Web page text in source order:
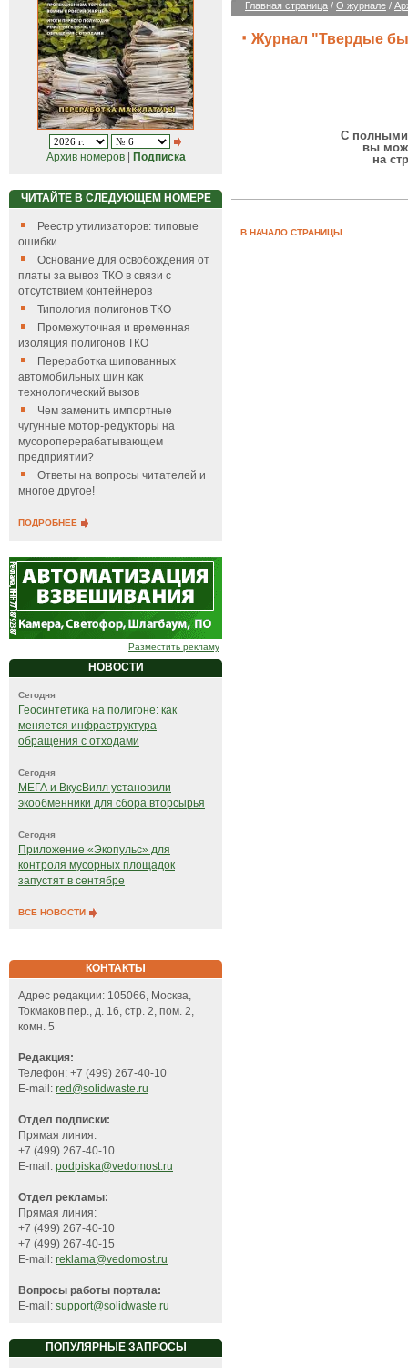
Архив номеров| Подписка
ЧИТАЙТЕ В СЛЕДУЮЩЕМ НОМЕРЕ
Реестр утилизаторов: типовые
ошибки
Основание для освобождения от
платы за вывоз ТКО в связи с
отсутствием контейнеров
Типология полигонов ТКО
Промежуточная и временная
изоляция полигонов ТКО
Переработка шипованных
автомобильных шин как
технологический вызов
Чем заменить импортные
чугунные мотор-редукторы на
мусороперерабатывающем
предприятии?
Ответы на вопросы читателей и
многое другое!
ПОДРОБНЕЕ
Разместить рекламу
НОВОСТИ
Сегодня
Геосинтетика на полигоне: как
меняется инфраструктура
обращения с отходами
Сегодня
МЕГА и ВкусВилл установили
экообменники для сбора вторсырья
Сегодня
Приложение «Экопульс» для
контроля мусорных площадок
запустят в сентябре
ВСЕ НОВОСТИ
КОНТАКТЫ
Адрес редакции: 105066, Москва,
Токмаков пер., д. 16, стр. 2, пом. 2,
комн. 5
Редакция:
Телефон: +7 (499) 267-40-10
E-mail: red@solidwaste.ru
Отдел подписки:
Прямая линия:
+7 (499) 267-40-10
E-mail: podpiska@vedomost.ru
Отдел рекламы:
Прямая линия:
+7 (499) 267-40-10
+7 (499) 267-40-15
E-mail: reklama@vedomost.ru
Вопросы работы портала:
E-mail: support@solidwaste.ru
ПОПУЛЯРНЫЕ ЗАПРОСЫ
Главная страница / О журнале /
Журнал "Твердые
С полными
вы
на
В НАЧАЛО СТРАНИЦЫ